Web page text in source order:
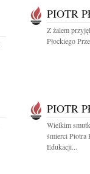
PIOTR
Z żalem
Płockiego
PIOTR
Wielkim
śmierci Piotra
Edukacji...